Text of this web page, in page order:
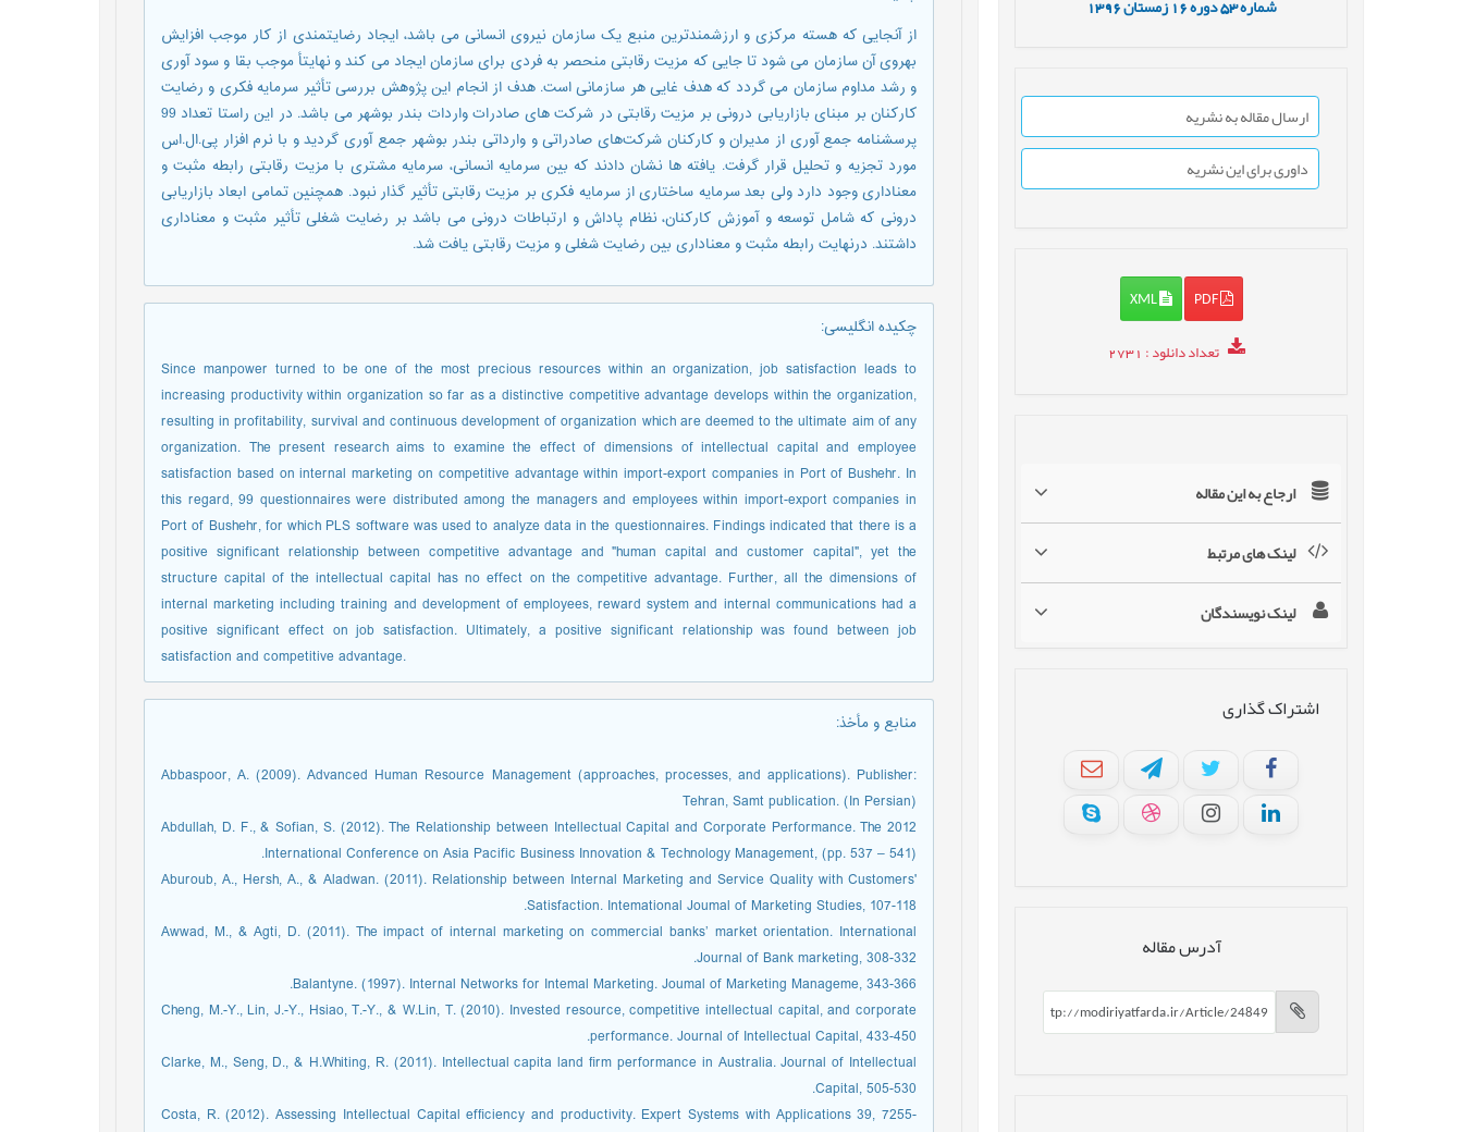
شماره53 دوره16 زمستان1396
ارسال مقاله به نشریه
داوری برای این نشریه
PDF
XML
تعداد دانلود: 2731
ارجاع به این مقاله
لینک های مرتبط
لینک نویسندگان
اشتراک گذاری
آدرس مقاله
از آنجایی که هسته مرکزی و ارزشمندترین منبع یک سازمان نیروی انسانی می باشد، ایجاد رضایتمندی از کار موجب افزایش
بهروی آن سازمان می شود تا جایی که مزیت رقابتی منحصر به فردی برای سازمان ایجاد می کند و نهایتأ موجب بقا و سود آوری
و رشد مداوم سازمان می گردد که هدف غایی هر سازمانی است. هدف از انجام این پژوهش بررسی تأثیر سرمایه فکری و رضایت
کارکنان بر مبنای بازاریابی درونی بر مزیت رقابتی در شرکت های صادرات واردات بندر بوشهر می باشد. در این راستا تعداد 99
پرسشنامه جمع آوری از مدیران و کارکنان شرکت‌های صادراتی و وارداتی بندر بوشهر جمع آوری گردید و با نرم افزار پی.ال.اس
مورد تجزیه و تحلیل قرار گرفت. یافته ها نشان دادند که بین سرمایه انسانی، سرمایه مشتری با مزیت رقابتی رابطه مثبت و
معناداری وجود دارد ولی بعد سرمایه ساختاری از سرمایه فکری بر مزیت رقابتی تأثیر گذار نبود. همچنین تمامی ابعاد بازاریابی
درونی که شامل توسعه و آموزش کارکنان، نظام پاداش و ارتباطات درونی می باشد بر رضایت شغلی تأثیر مثبت و معناداری
داشتند. درنهایت رابطه مثبت و معناداری بین رضایت شغلی و مزیت رقابتی یافت شد.
چکیده انگلیسی:
Since manpower turned to be one of the most precious resources within an organization, job satisfaction leads to
increasing productivity within organization so far as a distinctive competitive advantage develops within the organization,
resulting in profitability, survival and continuous development of organization which are deemed to the ultimate aim of any
organization. The present research aims to examine the effect of dimensions of intellectual capital and employee
satisfaction based on internal marketing on competitive advantage within import-export companies in Port of Bushehr. In
this regard, 99 questionnaires were distributed among the managers and employees within import-export companies in
Port of Bushehr, for which PLS software was used to analyze data in the questionnaires. Findings indicated that there is a
positive significant relationship between competitive advantage and "human capital and customer capital", yet the
structure capital of the intellectual capital has no effect on the competitive advantage. Further, all the dimensions of
internal marketing including training and development of employees, reward system and internal communications had a
positive significant effect on job satisfaction. Ultimately, a positive significant relationship was found between job
satisfaction and competitive advantage.
منابع و مأخذ:
Abbaspoor, A. (2009). Advanced Human Resource Management (approaches, processes, and applications). Publisher:
Tehran, Samt publication. (In Persian)
Abdullah, D. F., & Sofian, S. (2012). The Relationship between Intellectual Capital and Corporate Performance. The 2012
International Conference on Asia Pacific Business Innovation & Technology Management, (pp. 537 – 541).
Aburoub, A., Hersh, A., & Aladwan. (2011). Relationship between Internal Marketing and Service Quality with Customers'
Satisfaction. Intemational Joumal of Marketing Studies, 107-118.
Awwad, M., & Agti, D. (2011). The impact of internal marketing on commercial banks’ market orientation. International
Journal of Bank marketing, 308-332.
Balantyne. (1997). Internal Networks for Intemal Marketing. Joumal of Marketing Manageme, 343-366.
Cheng, M.-Y., Lin, J.-Y., Hsiao, T.-Y., & W.Lin, T. (2010). Invested resource, competitive intellectual capital, and corporate
performance. Journal of Intellectual Capital, 433-450.
Clarke, M., Seng, D., & H.Whiting, R. (2011). Intellectual capita land ﬁrm performance in Australia. Journal of Intellectual
Capital, 505-530.
Costa, R. (2012). Assessing Intellectual Capital efﬁciency and productivity. Expert Systems with Applications 39, 7255-